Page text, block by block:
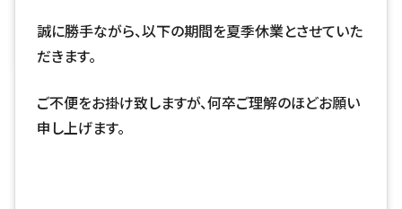
誠に勝手ながら、以下の期間を夏季休業とさせていた
だきます。
ご不便をお掛け致しますが、何卒ご理解のほどお願い
申し上げます。